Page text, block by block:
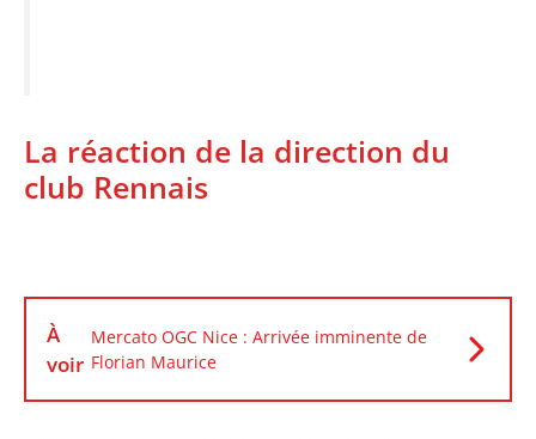
La réaction de la direction du
club Rennais
À
voir
Mercato OGC Nice : Arrivée imminente de
Florian Maurice